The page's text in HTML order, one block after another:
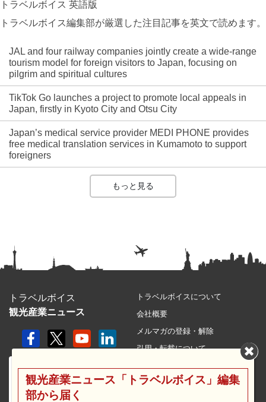
トラベルボイス 英語版
トラベルボイス編集部が厳選した注目記事を英文で読めます。
JAL and four railway companies jointly create a wide-range
tourism model for foreign visitors to Japan, focusing on
pilgrim and spiritual cultures
TikTok Go launches a project to promote local appeals in
Japan, firstly in Kyoto City and Otsu City
Japan’s medical service provider MEDI PHONE provides
free medical translation services in Kumamoto to support
foreigners
もっと見る
トラベルボイス
観光産業ニュース
トラベルボイスについて
会社概要
メルマガの登録・解除
引用・転載について
利用規約
観光産業ニュース「トラベルボイス」編集
部から届く